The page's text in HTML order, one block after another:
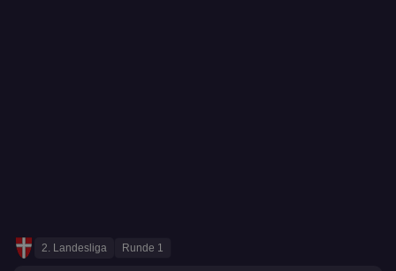
2. Landesliga Runde 1